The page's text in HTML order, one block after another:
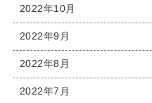
2022年10月
2022年9月
2022年8月
2022年7月